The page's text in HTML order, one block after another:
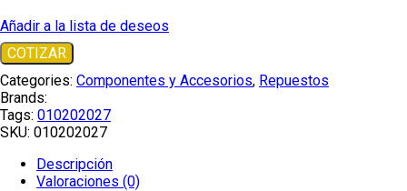
Añadir a la lista de deseos
COTIZAR
Categories: Componentes y Accesorios, Repuestos
Brands:
Tags: 010202027
SKU: 010202027
Descripción
Valoraciones (0)